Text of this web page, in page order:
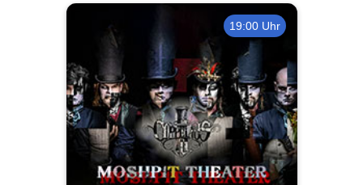
19:00 Uhr